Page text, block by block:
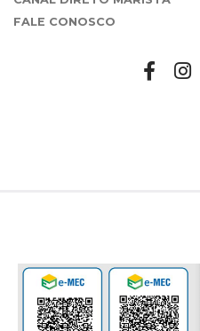
FALE CONOSCO